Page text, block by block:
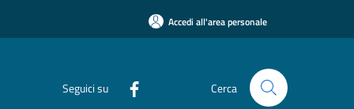
Accedi all'area personale
Seguici su Cerca